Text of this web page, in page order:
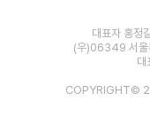
대표자 홍
(우)06349 서울
COPYRIGHT©